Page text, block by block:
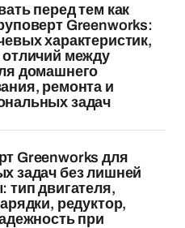
перед тем как
Greenworks:
характеристик,
между
домашнего
ремонта и
задач
Greenworks для
задач без лишней
тип двигателя,
редуктор,
при